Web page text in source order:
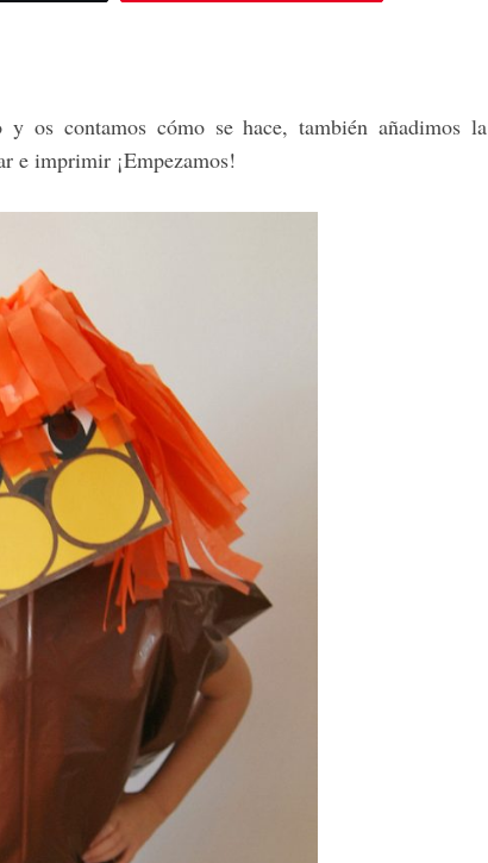
os contamos cómo se hace, también añadimos la
e imprimir ¡Empezamos!